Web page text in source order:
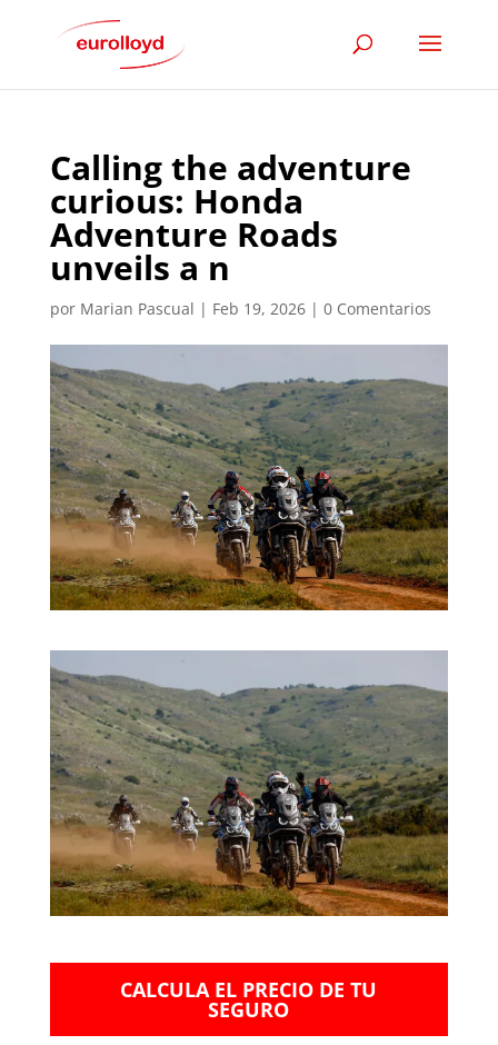
Calling the adventure
curious: Honda
Adventure Roads
unveils a n
por Marian Pascual | Feb 19, 2026| 0 Comentarios
CALCULA EL PRECIO DE TU
SEGURO